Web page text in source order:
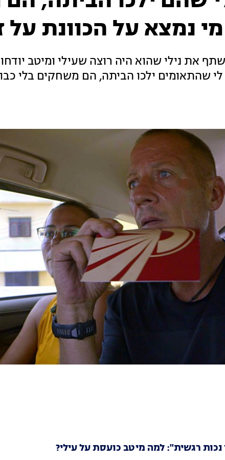
נמצא על הכוונת על
את נילי שהוא היה רוצה שעילי ומיטב
שהתאומים ילכו הביתה, הם משחקים בלי
רגשית": למה מיטב כועסת על עילי?